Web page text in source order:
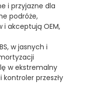
i przyjazne dla
podróże,
akceptują OEM,
w jasnych i
w ekstremalny
kontroler przeszły